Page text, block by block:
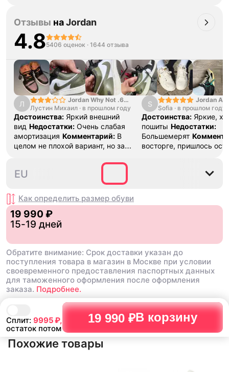
Сплит: 9995₽,
остаток потом
19 990 ₽В корзину
Отзывы наJordan
4.85406 оценок · 1644 отзыва
Л
Jordan Why Not .6
"Bright Crimson" PF
Лустин Михаил · в прошлом году
Достоинства: Яркий внешний
вид Недостатки: Очень слабая
амортизация Комментарий: В
целом не плохой вариант, но за
множество других более хороших
баскетбольных кроссовок
S
Jordan Air
SE "Turf
Sofia · в прошлом году
Достоинства: Яркие,
пошиты Недостатки:
Большемерят
восторге, пришлось
38
EU
Как определить размер обуви
19 990 ₽
15-19 дней
Обратите внимание: Срок доставки указан до
поступления товара в магазин в Москве при условии
своевременного предоставления паспортных данных
для таможенного оформления после оформления
заказа. Подробнее.
Похожие товары